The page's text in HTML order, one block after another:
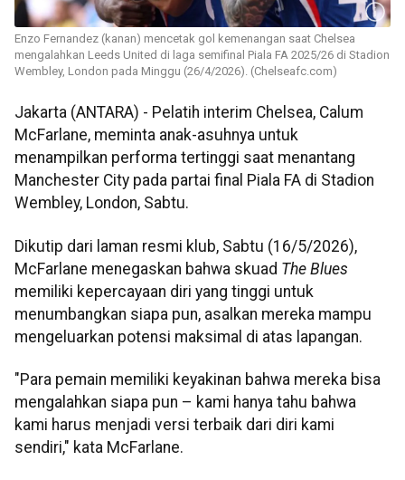
Enzo Fernandez (kanan) mencetak gol kemenangan saat Chelsea
mengalahkan Leeds United di laga semifinal Piala FA 2025/26 di Stadion
Wembley, London pada Minggu (26/4/2026). (Chelseafc.com)
Jakarta (ANTARA) - Pelatih interim Chelsea, Calum
McFarlane, meminta anak-asuhnya untuk
menampilkan performa tertinggi saat menantang
Manchester City pada partai final Piala FA di Stadion
Wembley, London, Sabtu.
Dikutip dari laman resmi klub, Sabtu (16/5/2026),
McFarlane menegaskan bahwa skuad The Blues
memiliki kepercayaan diri yang tinggi untuk
menumbangkan siapa pun, asalkan mereka mampu
mengeluarkan potensi maksimal di atas lapangan.
"Para pemain memiliki keyakinan bahwa mereka bisa
mengalahkan siapa pun – kami hanya tahu bahwa
kami harus menjadi versi terbaik dari diri kami
sendiri," kata McFarlane.